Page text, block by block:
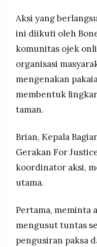
Aksi yang
ini diikuti oleh
komunitas ojek
organisasi
mengenakan
membentuk
taman.
Brian, Kepala
Gerakan For
koordinator aksi,
utama.
Pertama, meminta
mengusut tuntas
pengusiran paksa